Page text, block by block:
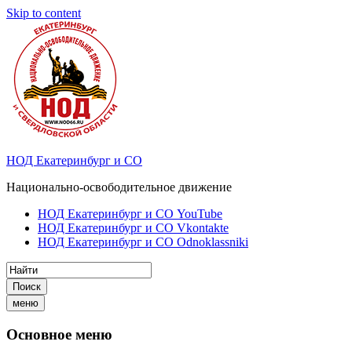
Skip to content
НОД Екатеринбург и СО
Национально-освободительное движение
НОД Екатеринбург и СО YouTube
НОД Екатеринбург и СО Vkontakte
НОД Екатеринбург и СО Odnoklassniki
Поиск
меню
Основное меню